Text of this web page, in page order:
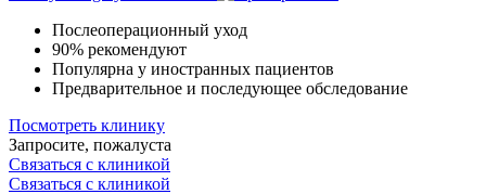
Послеоперационный уход
90% рекомендуют
Популярна у иностранных пациентов
Предварительное и последующее обследование
Посмотреть клинику
Запросите, пожалуста
Связаться с клиникой
Связаться с клиникой